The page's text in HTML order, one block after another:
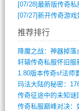
[07/28]最新版传奇私服如何
[07/27]新开传奇游戏如何
推荐排行
降魔之战：神器掉落
1.80版本传奇sf法师
传奇私服巅峰对决：